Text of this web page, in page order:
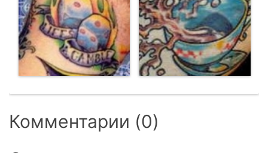
Комментарии (0)